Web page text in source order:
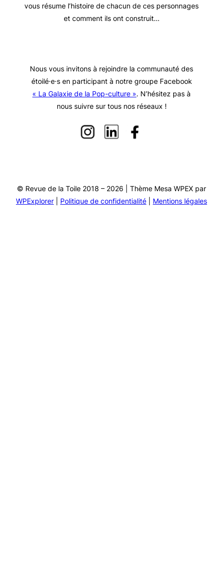
vous résume l’histoire de chacun de ces personnages
et comment ils ont construit…
Nous vous invitons à rejoindre la communauté des
étoilé·e·s en participant à notre groupe Facebook
« La Galaxie de la Pop-culture ». N’hésitez pas à
nous suivre sur tous nos réseaux !
© Revue de la Toile 2018 – 2026 | Thème Mesa WPEX par
WPExplorer
Politique de confidentialité Mentions légales